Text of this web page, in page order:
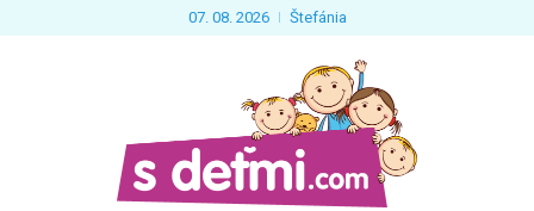
07. 08. 2026 Štefánia